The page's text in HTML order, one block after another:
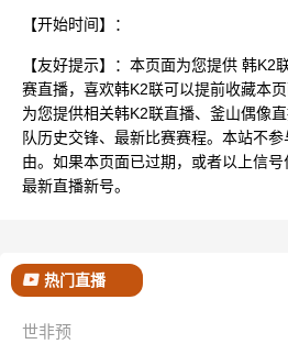
【开始时间】：
【友好提示】：本页面为您提供 韩K2
赛直播，喜欢韩K2联可以提前收藏本
为您提供相关韩K2联直播、釜山偶像
队历史交锋、最新比赛赛程。本站不
由。如果本页面已过期，或者以上信
最新直播新号。
热门直播
世非预